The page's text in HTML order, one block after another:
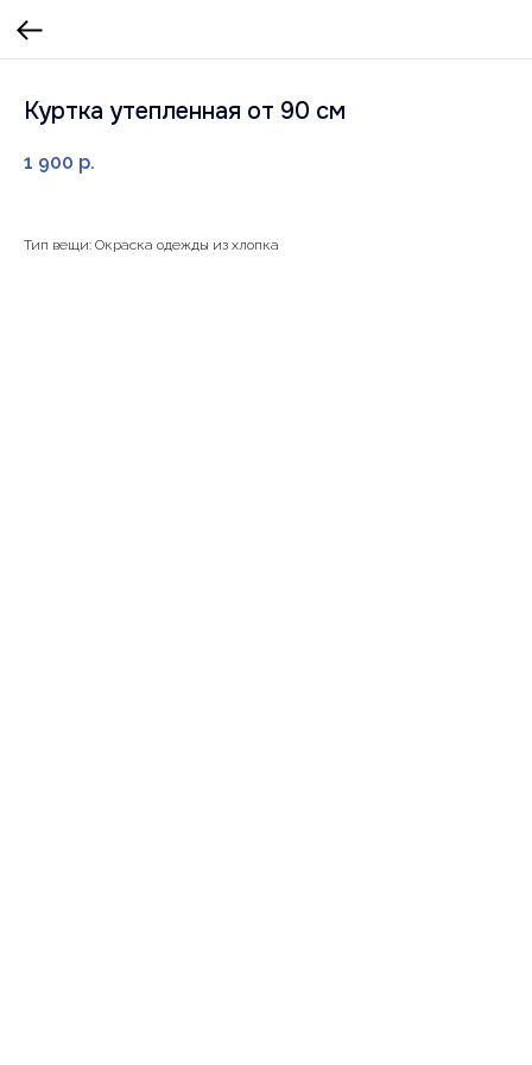
Куртка утепленная от 90 см
1 900 р.
Тип вещи: Окраска одежды из хлопка